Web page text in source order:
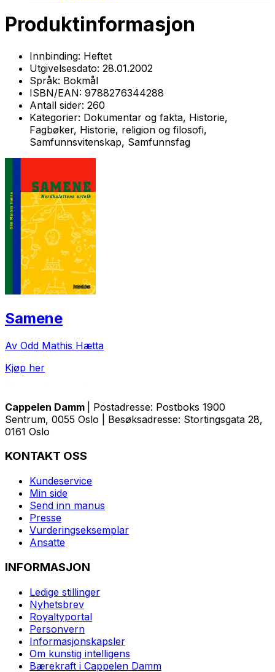
Produktinformasjon
Innbinding: Heftet
Utgivelsesdato: 28.01.2002
Språk: Bokmål
ISBN/EAN: 9788276344288
Antall sider: 260
Kategorier: Dokumentar og fakta, Historie,
Fagbøker, Historie, religion og filosofi,
Samfunnsvitenskap, Samfunnsfag
Samene
Av Odd Mathis Hætta
Kjøp her
Cappelen Damm
| Postadresse: Postboks 1900
Sentrum, 0055 Oslo | Besøksadresse: Stortingsgata 28,
0161 Oslo
KONTAKT OSS
Kundeservice
Min side
Send inn manus
Presse
Vurderingseksemplar
Ansatte
INFORMASJON
Ledige stillinger
Nyhetsbrev
Royaltyportal
Personvern
Informasjonskapsler
Om kunstig intelligens
Bærekraft i Cappelen Damm